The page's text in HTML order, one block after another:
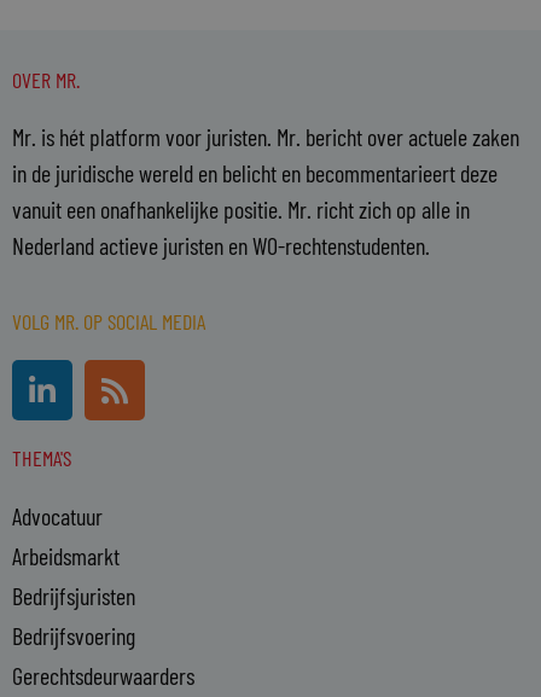
OVER MR.
Mr. is hét platform voor juristen. Mr. bericht over actuele zaken
in de juridische wereld en belicht en becommentarieert deze
vanuit een onafhankelijke positie. Mr. richt zich op alle in
Nederland actieve juristen en WO-rechtenstudenten.
VOLG MR. OP SOCIAL MEDIA
i
k
d
i
n
-
i
n
R
s
THEMA'S
Advocatuur
Arbeidsmarkt
Bedrijfsjuristen
Bedrijfsvoering
Gerechtsdeurwaarders